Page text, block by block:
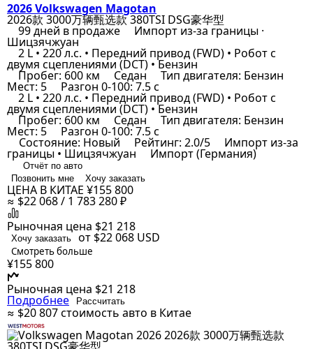
2026 Volkswagen Magotan
2026款 3000万辆甄选款 380TSI DSG豪华型
99 дней в продаже Импорт из-за границы ·
Шицзячжуан
2 L • 220 л.с. • Передний привод (FWD) • Робот с
двумя сцеплениями (DCT) • Бензин
Пробег: 600 км Седан Тип двигателя: Бензин
Мест: 5 Разгон 0-100: 7.5 с
2 L • 220 л.с. • Передний привод (FWD) • Робот с
двумя сцеплениями (DCT) • Бензин
Пробег: 600 км Седан Тип двигателя: Бензин
Мест: 5 Разгон 0-100: 7.5 с
Состояние: Новый Рейтинг: 2.0/5 Импорт из-за
границы • Шицзячжуан Импорт (Германия)
Отчёт по авто
Позвонить мне
Хочу заказать
ЦЕНА В КИТАЕ ¥155 800
≈ $22 068 / 1 783 280 ₽
Рыночная цена $21 218
Хочу заказать от $22 068 USD
Смотреть больше
¥155 800
Рыночная цена $21 218
Подробнее Рассчитать
≈ $20 807стоимость авто в Китае